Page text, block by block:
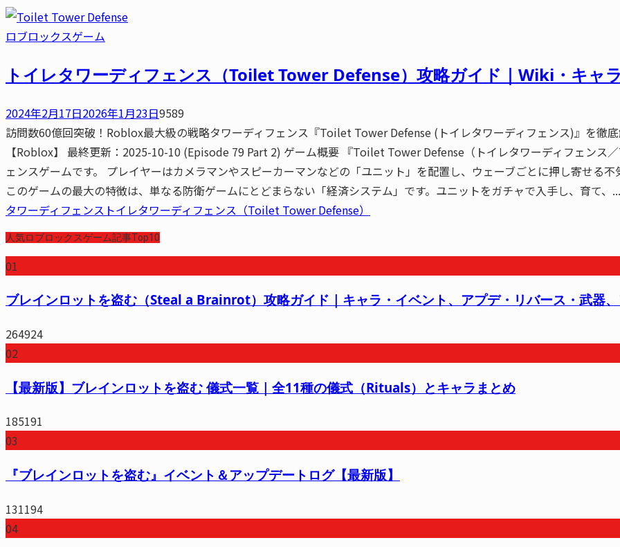
ロブロックスゲーム
トイレタワーディフェンス（Toilet Tower Defense）攻略ガイド｜Wiki・キャ
2024年2月17日2026年1月23日9589
訪問数60億回突破！Roblox最大級の戦略タワーディフェンス『Toilet Tower Defense (トイレタワーディフェンス)』を徹
【Roblox】 最終更新：2025-10-10 (Episode 79 Part 2) ゲーム概要 『Toilet Tower Defense（トイレタワーディフェンス
ェンスゲームです。 プレイヤーはカメラマンやスピーカーマンなどの「ユニット」を配置し、ウェーブごとに押し寄せる
このゲームの最大の特徴は、単なる防衛ゲームにとどまらない「経済システム」です。ユニットをガチャで入手し、育て、
タワーディフェンス トイレタワーディフェンス（Toilet Tower Defense）
人気ロブロックスゲーム記事Top10
01
ブレインロットを盗む（Steal a Brainrot）攻略ガイド｜キャラ・イベント、アプデ・リバース・武器
264924
02
【最新版】ブレインロットを盗む 儀式一覧｜全11種の儀式（Rituals）とキャラまとめ
185191
03
『ブレインロットを盗む』イベント＆アップデートログ【最新版】
131194
04